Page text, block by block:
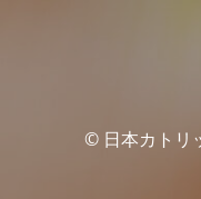
© 日本カトリ